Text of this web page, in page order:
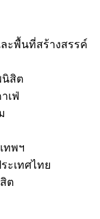
ะพื้นที่สร้างสรรค์
นิสิต
เฟ่
ทพฯ
ะเทศไทย
ต